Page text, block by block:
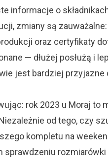
informacje o
zmiany są
oraz certyfikaty
— dłużej posłużą i
jest bardziej przyjazne
rok 2023 u Moraj to
od tego, czy
kompletu na
sprawdzeniu